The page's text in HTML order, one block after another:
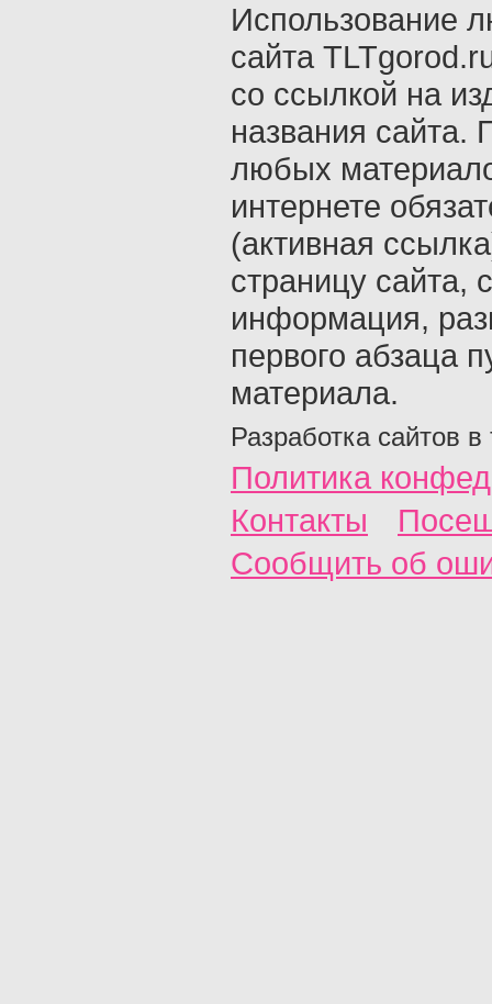
Использование
сайта
со ссылкой на
названия сайта.
любых
интернете
(активная
страницу сайта,
информация,
первого абзаца
материала.
Разработка сайтов в
Политика
Контакты
Сообщить об